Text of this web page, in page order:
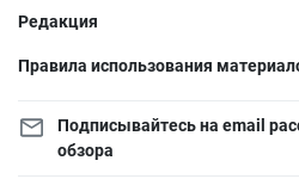
Редакция
Правила использования
Подписывайтесь на email
обзора